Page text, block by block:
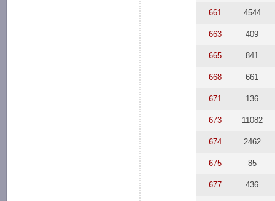
661 4544
663 409
665 841
668 661
671 136
673 11082
674 2462
675 85
677 436